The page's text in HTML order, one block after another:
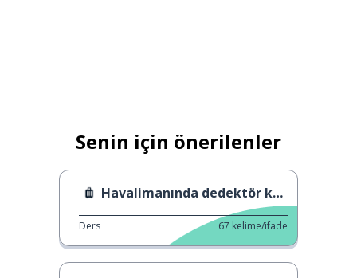
Senin için önerilenler
Havalimanında dedektör köpekler.
Ders 67 kelime/ifade